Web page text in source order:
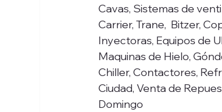
Elección del Chiller Adecuado
Cavas, Sistemas de
Carrier, Trane,  Bitzer,
Inyectoras, Equipos de
Maquinas de Hielo,
Chiller, Contactores,
Ciudad, Venta de
Domingo